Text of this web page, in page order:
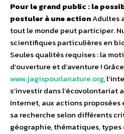
Pour le grand public : la
postuler à une actionAdultes
tout le monde peut participer.
scientifiques particulières en
Seules qualités requises : la
d’ouverture et d’aventure !
www.jagispourlanature.org,
s’investir dans l’écovolontariat
Internet, aux actions proposées
sa recherche selon différents
géographie, thématiques,